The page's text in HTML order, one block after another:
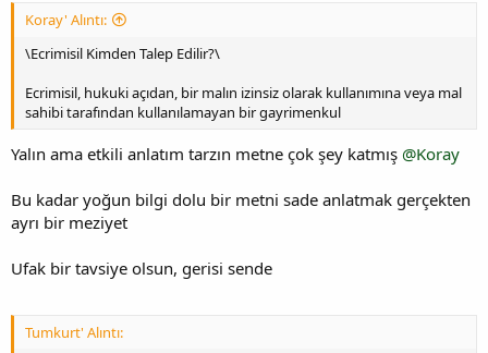
Koray' Alıntı:
\Ecrimisil Kimden Talep Edilir?\
Ecrimisil, hukuki açıdan, bir malın izinsiz olarak kullanımına veya mal
sahibi tarafından kullanılamayan bir gayrimenkul
Yalın ama etkili anlatım tarzın metne çok şey katmış @Koray
Bu kadar yoğun bilgi dolu bir metni sade anlatmak gerçekten
ayrı bir meziyet
Ufak bir tavsiye olsun, gerisi sende
Tumkurt' Alıntı: